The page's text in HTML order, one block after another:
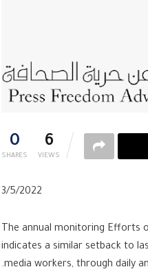
0
SHARES
6
VIEWS
3/5/2022
The annual monitoring Efforts
indicates a similar setback to
media workers, through daily